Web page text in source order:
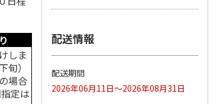
中元＞有明海産
焼のり
＜お中元＞のり詰合
せ
しま
旬）
場合
定は
配送情報
配送期間
2026年06月11日～2026年08月31日